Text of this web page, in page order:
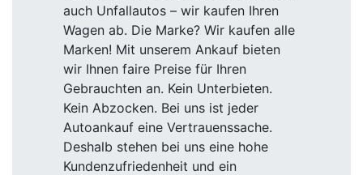
auch Unfallautos – wir kaufen Ihren
Wagen ab. Die Marke? Wir kaufen alle
Marken! Mit unserem Ankauf bieten
wir Ihnen faire Preise für Ihren
Gebrauchten an. Kein Unterbieten.
Kein Abzocken. Bei uns ist jeder
Autoankauf eine Vertrauenssache.
Deshalb stehen bei uns eine hohe
Kundenzufriedenheit und ein